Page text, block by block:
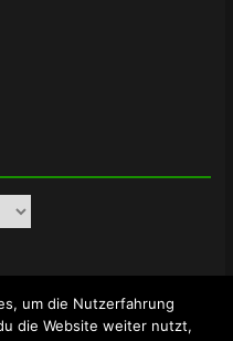
. Alle Rechte vorbehalten.
um die Nutzerfahrung
die Website weiter nutzt,